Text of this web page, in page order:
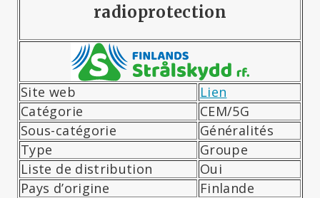
radioprotection
Site web
Lien
Catégorie
CEM/5G
Sous-catégorie
Généralités
Type
Groupe
Liste de distribution
Oui
Pays d’origine
Finlande